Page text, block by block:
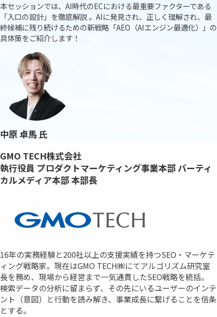
本セッションでは、AI時代のECにおける最重要ファクターである
「入口の設計」を徹底解説 。AIに発見され、正しく理解され、最
終候補に残り続けるための新戦略「AEO（AIエンジン最適化）」の
具体策をご紹介します！
中原 卓馬 氏
GMO TECH株式会社
執行役員 プロダクトマーケティング事業本部 バーティ
カルメディア本部 本部長
16年の実務経験と200社以上の支援実績を持つSEO・マーケテ
ィング戦略家。現在はGMO TECH㈱にてアルゴリズム研究室
長を務め、現場から経営まで一気通貫したSEO戦略を統括。
検索データの分析に留まらず、その先にいるユーザーのインテ
ント（意図）と行動を読み解き、事業成長に繋げることを信条
とする。